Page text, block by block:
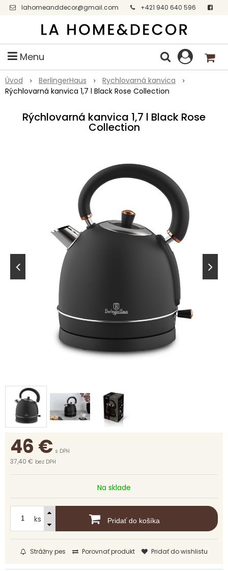
lahomeanddecor@gmail.com
+421 940 640 596
Facebook
Menu
Úvod BerlingerHaus
Rychlovarná kanvica
Rýchlovarná kanvica 1,7 l Black Rose Collection
Rýchlovarná kanvica 1,7 l Black Rose
Collection
46 € s DPH
37,40 € bez DPH
Na sklade
ks Pridať do košíka
Strážny pes Porovnať produkt Pridať do wishlistu